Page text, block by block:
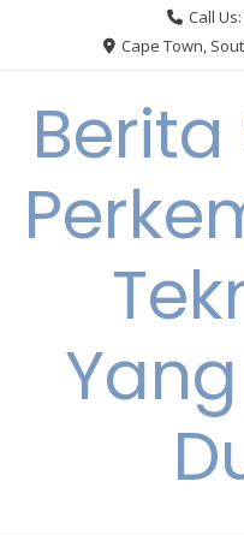
Call
Cape Town,